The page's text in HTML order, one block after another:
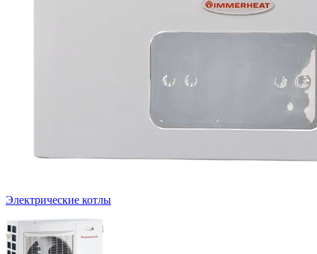
Электрические котлы